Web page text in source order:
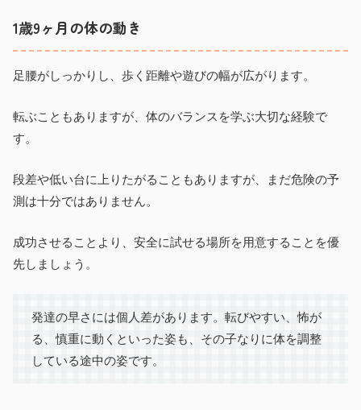
1歳9ヶ月の体の動き
足腰がしっかりし、歩く距離や遊びの幅が広がります。
転ぶこともありますが、体のバランスを学ぶ大切な経験で
す。
段差や低い台に上りたがることもありますが、まだ危険の予
測は十分ではありません。
成功させることより、安全に試せる場所を用意することを優
先しましょう。
発達の早さには個人差があります。転びやすい、怖が
る、慎重に動くといった姿も、その子なりに体を調整
している途中の姿です。